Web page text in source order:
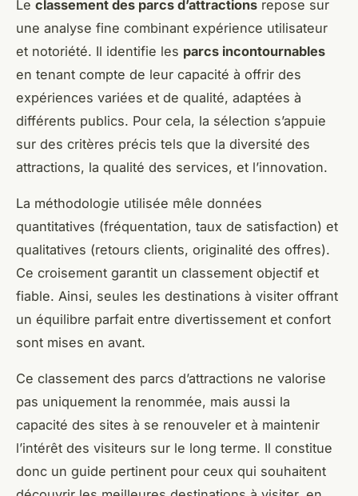
Le classement des parcs d’attractions repose sur
une analyse fine combinant expérience utilisateur
et notoriété. Il identifie les parcs incontournables
en tenant compte de leur capacité à offrir des
expériences variées et de qualité, adaptées à
différents publics. Pour cela, la sélection s’appuie
sur des critères précis tels que la diversité des
attractions, la qualité des services, et l’innovation.
La méthodologie utilisée mêle données
quantitatives (fréquentation, taux de satisfaction) et
qualitatives (retours clients, originalité des offres).
Ce croisement garantit un classement objectif et
fiable. Ainsi, seules les destinations à visiter offrant
un équilibre parfait entre divertissement et confort
sont mises en avant.
Ce classement des parcs d’attractions ne valorise
pas uniquement la renommée, mais aussi la
capacité des sites à se renouveler et à maintenir
l’intérêt des visiteurs sur le long terme. Il constitue
donc un guide pertinent pour ceux qui souhaitent